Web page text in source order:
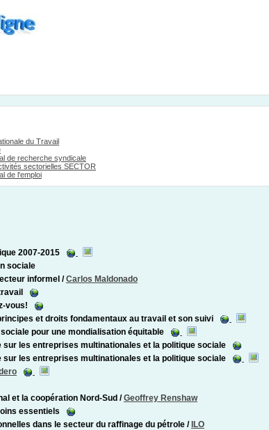
du Travail
de recherche syndicale
sectorielles SECTOR
de l'emploi
2007-2015
sociale
informel /Carlos Maldonado
vous!
et droits fondamentaux au travail et son suivi
pour une mondialisation équitable
les entreprises multinationales et la politique sociale
les entreprises multinationales et la politique sociale
et la coopération Nord-Sud /Geoffrey Renshaw
essentiels
dans le secteur du raffinage du pétrole / ILO